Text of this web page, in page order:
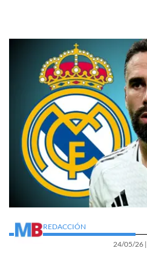
REDACCIÓN
24/05/26 |